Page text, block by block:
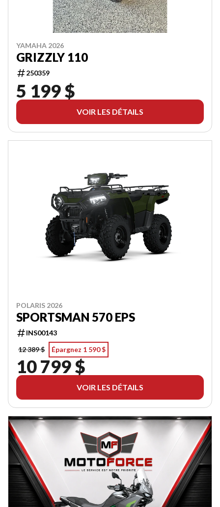
YAMAHA 2026
GRIZZLY 110
250359
5 199 $
VOIR LES DÉTAILS
POLARIS 2026
SPORTSMAN 570 EPS
INS00143
12 389 $
Épargnez 1 590 $
10 799 $
VOIR LES DÉTAILS